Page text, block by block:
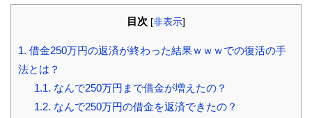
目次 [非表示]
1. 借金250万円の返済が終わった結果ｗｗｗでの復活の手
法とは？
1.1. なんで250万円まで借金が増えたの？
1.2. なんで250万円の借金を返済できたの？